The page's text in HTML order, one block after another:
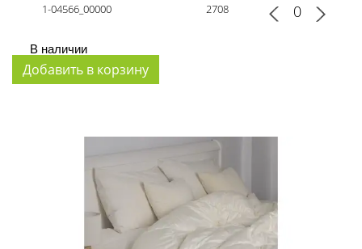
1-04566_00000
2708
В наличии